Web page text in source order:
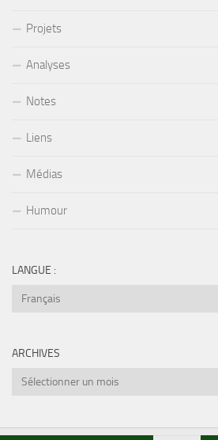
Projets
Analyses
Notes
Liens
Médias
Humour
LANGUE :
ARCHIVES
Archives